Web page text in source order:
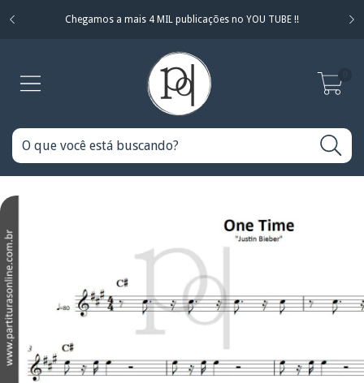
Chegamos a mais 4 MIL publicações no YOU TUBE !!